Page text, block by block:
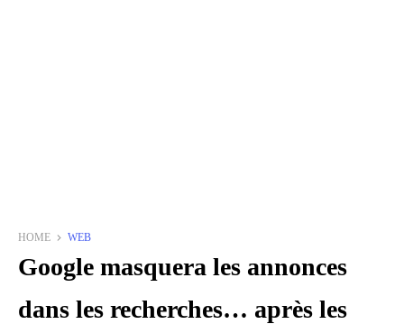
HOME WEB
Google masquera les annonces
dans les recherches… après les